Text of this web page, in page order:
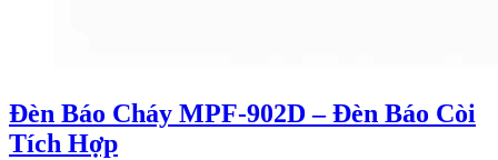
Đèn Báo Cháy MPF-902D – Đèn Báo Còi
Tích Hợp